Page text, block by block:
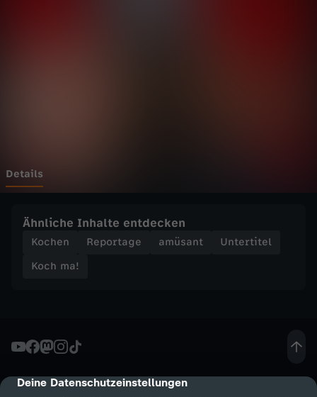
cmp-dialog-description
Deine Datenschutzeinstellungen
h
n
p
f
Details
Ähnliche Inhalte entdecken
Kochen Reportage amüsant
Untertitel
Koch ma!